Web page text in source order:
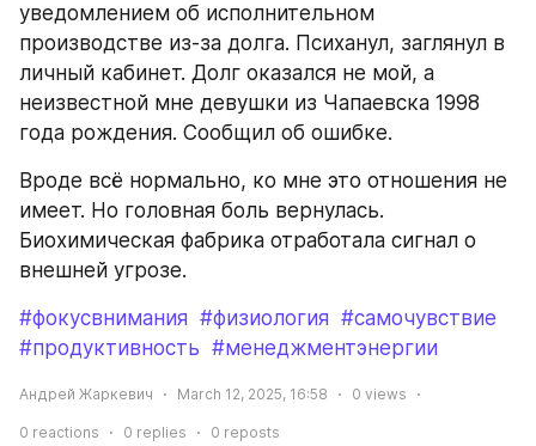
уведомлением об исполнительном
производстве из-за долга. Психанул, заглянул в
личный кабинет. Долг оказался не мой, а
неизвестной мне девушки из Чапаевска 1998
года рождения. Сообщил об ошибке.
Вроде всё нормально, ко мне это отношения не
имеет. Но головная боль вернулась.
Биохимическая фабрика отработала сигнал о
внешней угрозе.
#фокусвнимания #физиология #самочувствие
#продуктивность #менеджментэнергии
Андрей Жаркевич March 12, 2025, 16:58 0 views
0 reactions 0 replies 0 reposts